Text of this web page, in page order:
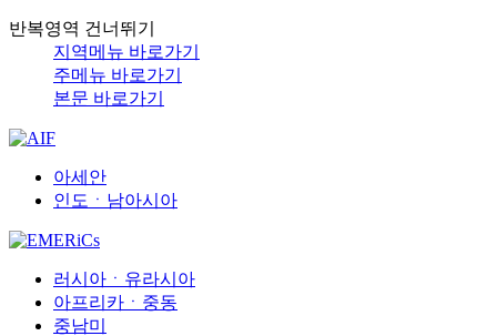
반복영역 건너뛰기
지역메뉴 바로가기
주메뉴 바로가기
본문 바로가기
아세안
인도ㆍ남아시아
러시아ㆍ유라시아
아프리카ㆍ중동
중남미